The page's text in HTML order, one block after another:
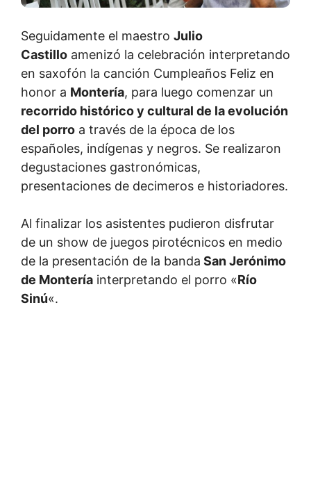
Seguidamente el maestro Julio
Castillo amenizó la celebración interpretando
en saxofón la canción Cumpleaños Feliz en
honor a Montería, para luego comenzar un
recorrido histórico y cultural de la evolución
del porro a través de la época de los
españoles, indígenas y negros. Se realizaron
degustaciones gastronómicas,
presentaciones de decimeros e historiadores.
Al finalizar los asistentes pudieron disfrutar
de un show de juegos pirotécnicos en medio
de la presentación de la banda San Jerónimo
de Montería interpretando el porro «Río
Sinú«.